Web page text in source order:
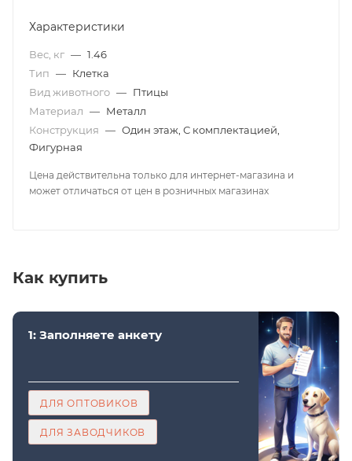
Характеристики
Вес, кг — 1.46
Тип — Клетка
Вид животного — Птицы
Материал — Металл
Конструкция — Один этаж, С комплектацией,
Фигурная
Цена действительна только для интернет-магазина и
может отличаться от цен в розничных магазинах
Как купить
1: Заполняете анкету
ДЛЯ ОПТОВИКОВ
ДЛЯ ЗАВОДЧИКОВ